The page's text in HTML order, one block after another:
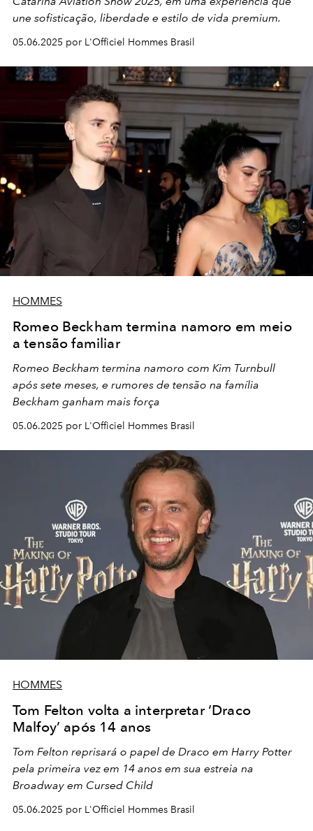
une sofisticação, liberdade e estilo de vida premium.
05.06.2025 por L'Officiel Hommes Brasil
HOMMES
Romeo Beckham termina namoro em meio
a tensão familiar
Romeo Beckham termina namoro com Kim Turnbull
após sete meses, e rumores de tensão na família
Beckham ganham mais força
05.06.2025 por L'Officiel Hommes Brasil
HOMMES
Tom Felton volta a interpretar ‘Draco
Malfoy’ após 14 anos
Tom Felton reprisará o papel de Draco em Harry Potter
pela primeira vez em 14 anos em sua estreia na
Broadway em Cursed Child
05.06.2025 por L'Officiel Hommes Brasil